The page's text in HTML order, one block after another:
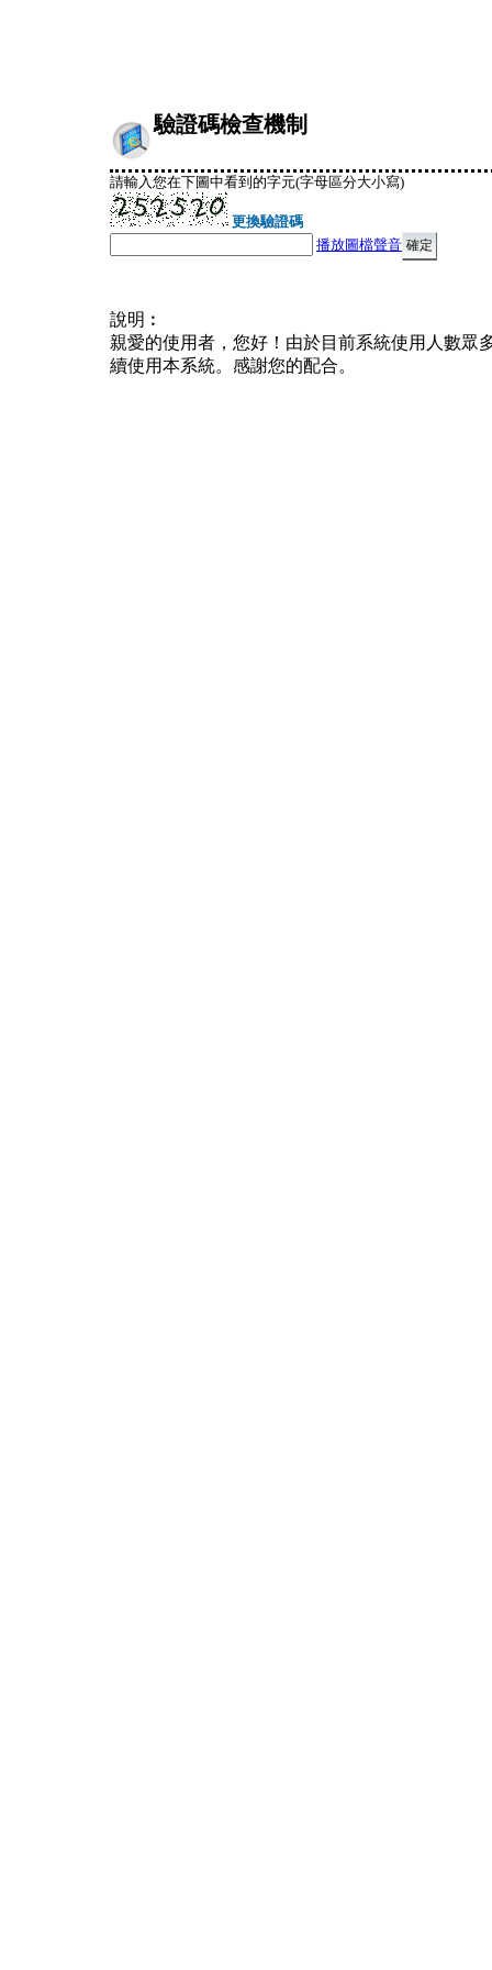
驗證碼檢查機制
請輸入您在下圖中看到的字元(字母區分大小寫)
更換驗證碼
播放圖檔聲音
說明︰
親愛的使用者，您好！由於目前系統使用人數眾
續使用本系統。感謝您的配合。